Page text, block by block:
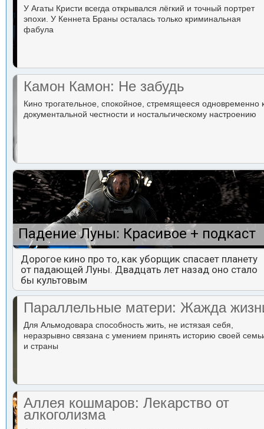
У Агаты Кристи всегда открывался лёгкий и точный портрет
эпохи. У Кеннета Браны осталась только криминальная
фабула
Камон Камон: Не забудь
Кино трогательное, спокойное, стремящееся одновременно
документальной честности и ностальгическому настроению
Падение Луны: Красивое + подкаст
Дорогое кино про то, как уборщик спасает планету
от падающей Луны. Двадцать лет назад оно стало
бы культовым
Параллельные матери: Жажда
Для Альмодовара способность жить, не истязая себя,
неразрывно связана с умением принять историю своей
и страны
Аллея кошмаров: Лекарство от
алкоголизма